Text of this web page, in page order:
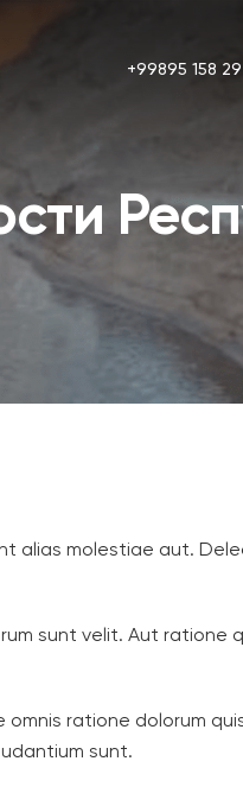
+99895 158 29
alias molestiae aut.
sunt velit. Aut ratione
ratione dolorum
sunt.